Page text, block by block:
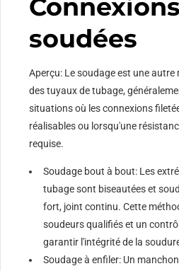
Connexions
soudées
Aperçu: Le soudage est une autre
des tuyaux de tubage,
situations où les connexions
réalisables ou lorsqu'une
requise.
Soudage bout à bout: Les
tubage sont biseautées et
fort, joint continu. Cette
soudeurs qualifiés et un
garantir l'intégrité de la
Soudage à enfiler: Un